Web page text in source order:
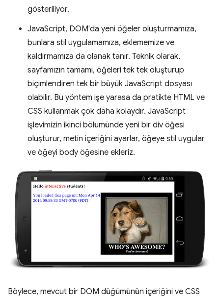
gösteriliyor.
JavaScript, DOM'da yeni öğeler oluşturmamıza,
bunlara stil uygulamamıza, eklememize ve
kaldırmamıza da olanak tanır. Teknik olarak,
sayfamızın tamamı, öğeleri tek tek oluşturup
biçimlendiren tek bir büyük JavaScript dosyası
olabilir. Bu yöntem işe yarasa da pratikte HTML ve
CSS kullanmak çok daha kolaydır. JavaScript
işlevimizin ikinci bölümünde yeni bir div öğesi
oluşturur, metin içeriğini ayarlar, öğeye stil uygular
ve öğeyi body öğesine ekleriz.
Böylece, mevcut bir DOM düğümünün içeriğini ve CSS